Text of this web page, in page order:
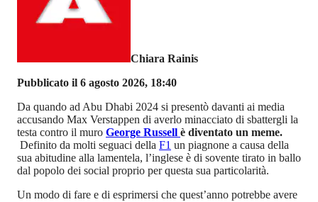
Chiara Rainis
Pubblicato il 6 agosto 2026, 18:40
Da quando ad Abu Dhabi 2024 si presentò davanti ai media
accusando Max Verstappen di averlo minacciato di sbattergli la
testa contro il muro George Russell è diventato un meme.
Definito da molti seguaci della F1 un piagnone a causa della
sua abitudine alla lamentela, l’inglese è di sovente tirato in ballo
dal popolo dei social proprio per questa sua particolarità.
Un modo di fare e di esprimersi che quest’anno potrebbe avere